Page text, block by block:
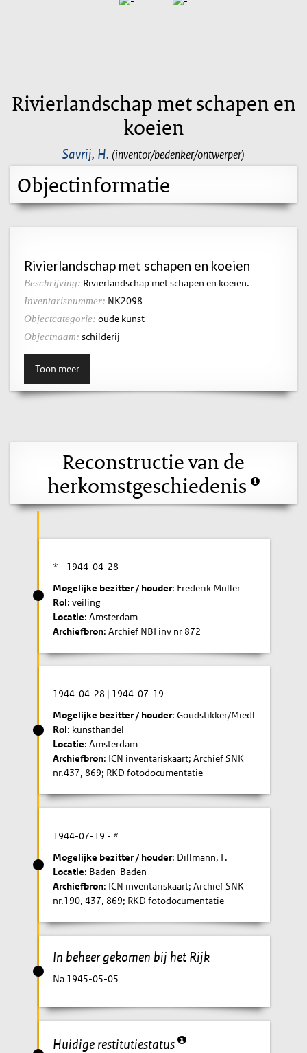
Rivierlandschap met schapen en
koeien
Savrij, H. (inventor/bedenker/ontwerper)
Objectinformatie
Rivierlandschap met schapen en koeien
Beschrijving: Rivierlandschap met schapen en koeien.
Inventarisnummer: NK2098
Objectcategorie: oude kunst
Objectnaam: schilderij
Toon meer
Reconstructie van de
herkomstgeschiedenis
* - 1944-04-28
Mogelijke bezitter / houder: Frederik Muller
Rol: veiling
Locatie: Amsterdam
Archiefbron: Archief NBI inv nr 872
1944-04-28 | 1944-07-19
Mogelijke bezitter / houder: Goudstikker/Miedl
Rol: kunsthandel
Locatie: Amsterdam
Archiefbron: ICN inventariskaart; Archief SNK
nr.437, 869; RKD fotodocumentatie
1944-07-19 - *
Mogelijke bezitter / houder: Dillmann, F.
Locatie: Baden-Baden
Archiefbron: ICN inventariskaart; Archief SNK
nr.190, 437, 869; RKD fotodocumentatie
In beheer gekomen bij het Rijk
Na 1945-05-05
Huidige restitutiestatus